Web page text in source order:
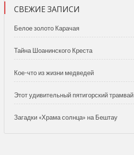
СВЕЖИЕ ЗАПИСИ
Белое золото Карачая
Тайна Шоанинского Креста
Кое-что из жизни медведей
Этот удивительный пятигорский трамвай
Загадки «Храма солнца» на Бештау